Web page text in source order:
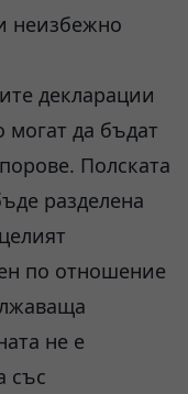
неизбежно
декларации
могат да бъдат
Полската
разделена
по отношение
не е
със